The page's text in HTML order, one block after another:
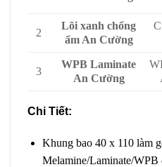
2
Lõi xanh chống
ẩm An Cường
3
WPB Laminate
An Cường
Chi Tiết:
Khung bao 40 x 110 làm
Melamine/Laminate/WPB